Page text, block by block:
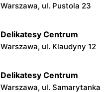
Warszawa, ul. Pustola 23
Delikatesy Centrum
Warszawa, ul. Klaudyny 12
Delikatesy Centrum
Warszawa, ul. Samarytanka